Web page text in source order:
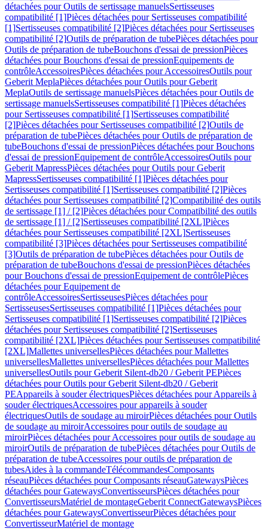
détachées pour Outils de sertissage manuelsSertisseuses
compatibilité [1]Pièces détachées pour Sertisseuses compatibilité
[1]Sertisseuses compatibilité [2]Pièces détachées pour Sertisseuses
compatibilité [2]Outils de préparation de tubePièces détachées pour
Outils de préparation de tubeBouchons d'essai de pressionPièces
détachées pour Bouchons d'essai de pressionEquipements de
contrôleAccessoiresPièces détachées pour AccessoiresOutils pour
Geberit MeplaPièces détachées pour Outils pour Geberit
MeplaOutils de sertissage manuelsPièces détachées pour Outils de
sertissage manuelsSertisseuses compatibilité [1]Pièces détachées
pour Sertisseuses compatibilité [1]Sertisseuses compatibilité
[2]Pièces détachées pour Sertisseuses compatibilité [2]Outils de
préparation de tubePièces détachées pour Outils de préparation de
tubeBouchons d'essai de pressionPièces détachées pour Bouchons
d'essai de pressionEquipement de contrôleAccessoiresOutils pour
Geberit MapressPièces détachées pour Outils pour Geberit
MapressSertisseuses compatibilité [1]Pièces détachées pour
Sertisseuses compatibilité [1]Sertisseuses compatibilité [2]Pièces
détachées pour Sertisseuses compatibilité [2]Compatibilité des outils
de sertissage [1] / [2]Pièces détachées pour Compatibilité des outils
de sertissage [1] / [2]Sertisseuses compatibilité [2XL]Pièces
détachées pour Sertisseuses compatibilité [2XL]Sertisseuses
compatibilité [3]Pièces détachées pour Sertisseuses compatibilité
[3]Outils de préparation de tubePièces détachées pour Outils de
préparation de tubeBouchons d'essai de pressionPièces détachées
pour Bouchons d'essai de pressionEquipement de contrôlePièces
détachées pour Equipement de
contrôleAccessoiresSertisseusesPièces détachées pour
SertisseusesSertisseuses compatibilité [1]Pièces détachées pour
Sertisseuses compatibilité [1]Sertisseuses compatibilité [2]Pièces
détachées pour Sertisseuses compatibilité [2]Sertisseuses
compatibilité [2XL]Pièces détachées pour Sertisseuses compatibilité
[2XL]Mallettes universellesPièces détachées pour Mallettes
universellesMallettes universellesPièces détachées pour Mallettes
universellesOutils pour Geberit Silent-db20 / Geberit PEPièces
détachées pour Outils pour Geberit Silent-db20 / Geberit
PEAppareils à souder électriquesPièces détachées pour Appareils à
souder électriquesAccessoires pour appareils à souder
électriquesOutils de soudage au miroirPièces détachées pour Outils
de soudage au miroirAccessoires pour outils de soudage au
miroirPièces détachées pour Accessoires pour outils de soudage au
miroirOutils de préparation de tubePièces détachées pour Outils de
préparation de tubeAccessoires pour outils de préparation de
tubesAides à la commandeTélécommandesComposants
réseauPièces détachées pour Composants réseauGatewaysPièces
détachées pour GatewaysConvertisseursPièces détachées pour
ConvertisseursMatériel de montageGeberit ConnectGatewaysPièces
détachées pour GatewaysConvertisseurPièces détachées pour
ConvertisseurMatériel de montage